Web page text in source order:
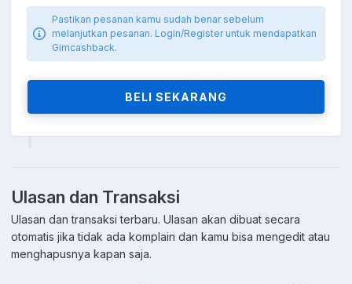
Pastikan pesanan kamu sudah benar sebelum
melanjutkan pesanan. Login/Register untuk mendapatkan
Gimcashback.
BELI SEKARANG
Ulasan dan Transaksi
Ulasan dan transaksi terbaru. Ulasan akan dibuat secara
otomatis jika tidak ada komplain dan kamu bisa mengedit atau
menghapusnya kapan saja.